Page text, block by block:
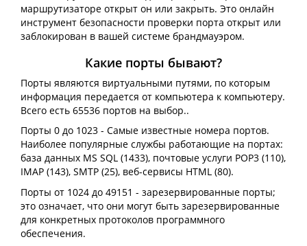
маршрутизаторе открыт он или закрыть. Это онлайн
инструмент безопасности проверки порта открыт или
заблокирован в вашей системе брандмауэром.
Какие порты бывают?
Порты являются виртуальными путями, по которым
информация передается от компьютера к компьютеру.
Всего есть 65536 портов на выбор..
Порты 0 до 1023 - Самые известные номера портов.
Наиболее популярные службы работающие на портах:
база данных MS SQL (1433), почтовые услуги POP3 (110),
IMAP (143), SMTP (25), веб-сервисы HTML (80).
Порты от 1024 до 49151 - зарезервированные порты;
это означает, что они могут быть зарезервированные
для конкретных протоколов программного
обеспечения.